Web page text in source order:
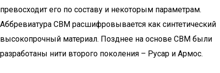
превосходит его по составу и некоторым параметрам.
Аббревиатура СВМ расшифровывается как синтетический
высокопрочный материал. Позднее на основе СВМ были
разработаны нити второго поколения – Русар и Армос.